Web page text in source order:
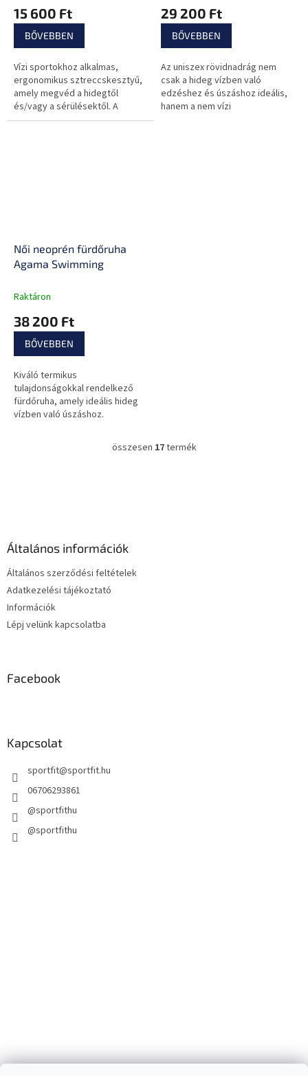
15 600 Ft
BŐVEBBEN
Vízi sportokhoz alkalmas,
ergonomikus sztreccskesztyű,
amely megvéd a hidegtől
és/vagy a sérülésektől. A
csúszásgátló tenyérrész
29 200 Ft
BŐVEBBEN
Az uniszex rövidnadrág nem
csak a hideg vízben való
edzéshez és úszáshoz ideális,
hanem a nem vízi
Női neoprén fürdőruha
Agama Swimming
Raktáron
38 200 Ft
BŐVEBBEN
Kiváló termikus
tulajdonságokkal rendelkező
fürdőruha, amely ideális hideg
vízben való úszáshoz.
L
összesen 17termék
Általános információk
Általános szerződési feltételek
Adatkezelési tájékoztató
Információk
Lépj velünk kapcsolatba
Facebook
Kapcsolat
sportfit@sportfit.hu
06706293861
@sportfithu
@sportfithu